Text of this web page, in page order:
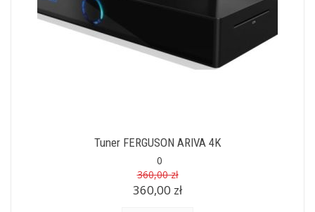
Tuner FERGUSON ARIVA 4K
0
360,00 zł
360,00 zł